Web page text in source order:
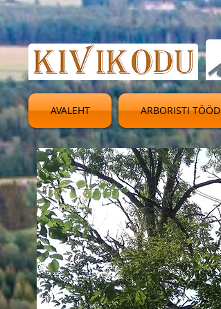
AVALEHT ARBORISTI TÖÖD